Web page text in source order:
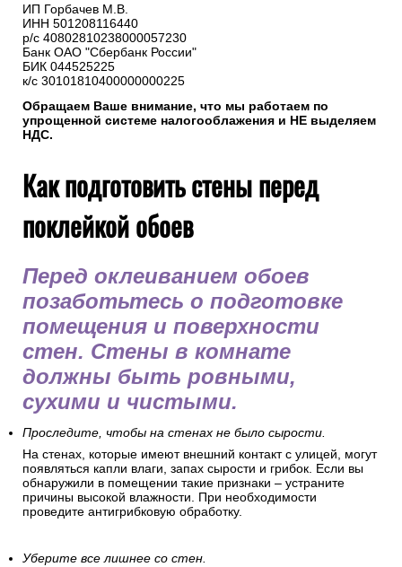
ИП Горбачев М.В.
ИНН 501208116440
р/с 40802810238000057230
Банк ОАО "Сбербанк России"
БИК 044525225
к/с 30101810400000000225
Обращаем Ваше внимание, что мы работаем по
упрощенной системе налогооблажения и НЕ выделяем
НДС.
Как подготовить стены перед
поклейкой обоев
Перед оклеиванием обоев
позаботьтесь о подготовке
помещения и поверхности
стен. Стены в комнате
должны быть ровными,
сухими и чистыми.
Проследите, чтобы на стенах не было сырости.
На стенах, которые имеют внешний контакт с улицей, могут
появляться капли влаги, запах сырости и грибок. Если вы
обнаружили в помещении такие признаки – устраните
причины высокой влажности. При необходимости
проведите антигрибковую обработку.
Уберите все лишнее со стен.